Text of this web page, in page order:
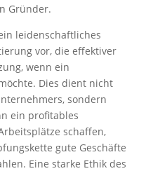
Gründer.
leidenschaftliches
vor, die effektiver
wenn ein
Dies dient nicht
sondern
ein profitables
schaffen,
gute Geschäfte
Eine starke Ethik des